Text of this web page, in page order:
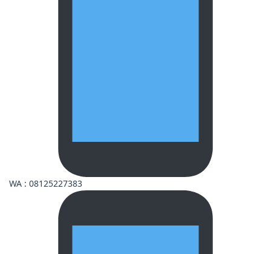
WA : 08125227383